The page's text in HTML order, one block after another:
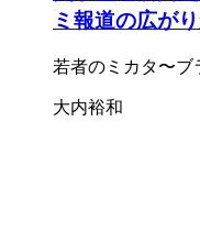
ミ報道の広が
若者のミカタ〜
大内裕和